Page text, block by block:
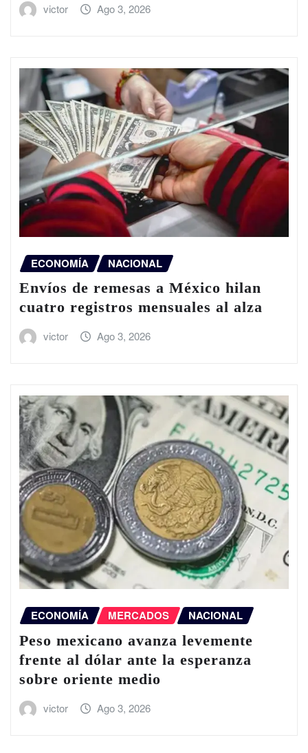
victor Ago 3, 2026
ECONOMÍA NACIONAL
Envíos de remesas a México hilan
cuatro registros mensuales al alza
victor Ago 3, 2026
ECONOMÍA MERCADOS NACIONAL
Peso mexicano avanza levemente
frente al dólar ante la esperanza
sobre oriente medio
victor Ago 3, 2026